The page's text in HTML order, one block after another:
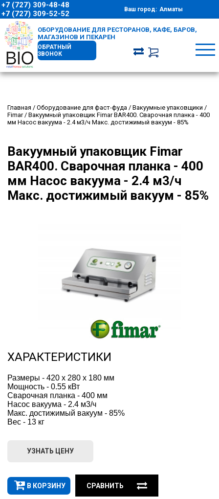
+7 (727) 309-48-48
+7 (727) 309-52-52
Ваш город: Алматы
ОБОРУДОВАНИЕ ДЛЯ РЕСТОРАНОВ, КАФЕ, БАРОВ,
МАГАЗИНОВ И ПЕКАРЕН
ОБРАТНЫЙ
ЗВОНОК
Главная / Оборудование для фаст-фуда / Вакуумные упаковщики /
Fimar / Вакуумный упаковщик Fimar BAR400. Cварочная планка - 400
мм Насос вакуума - 2.4 м3/ч Макс. достижимый вакуум - 85%
Вакуумный упаковщик Fimar
BAR400. Cварочная планка - 400
мм Насос вакуума - 2.4 м3/ч
Макс. достижимый вакуум - 85%
ХАРАКТЕРИСТИКИ
Размеры - 420 x 280 x 180 мм
Мощность - 0.55 кВт
Cварочная планка - 400 мм
Насос вакуума - 2.4 м3/ч
Макс. достижимый вакуум - 85%
Вес - 13 кг
УЗНАТЬ ЦЕНУ
В КОРЗИНУ СРАВНИТЬ